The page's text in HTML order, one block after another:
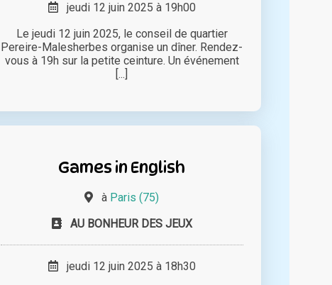
jeudi 12 juin 2025 à 19h00
Le jeudi 12 juin 2025, le conseil de quartier
Pereire-Malesherbes organise un dîner. Rendez-
vous à 19h sur la petite ceinture. Un événement
[...]
Games in English
à Paris (75)
AU BONHEUR DES JEUX
jeudi 12 juin 2025 à 18h30